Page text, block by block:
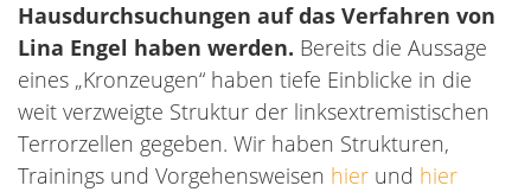
Hausdurchsuchungen auf das Verfahren von
Lina Engel haben werden. Bereits die Aussage
eines „Kronzeugen“ haben tiefe Einblicke in die
weit verzweigte Struktur der linksextremistischen
Terrorzellen gegeben. Wir haben Strukturen,
Trainings und Vorgehensweisen hier und hier